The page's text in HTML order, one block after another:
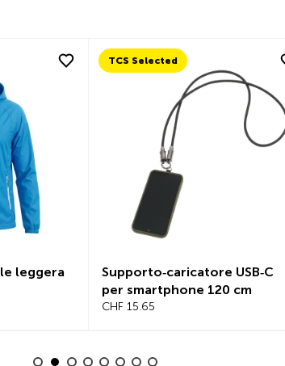
TCS Selected
Supporto‑caricatore USB‑C
per smartphone 120 cm